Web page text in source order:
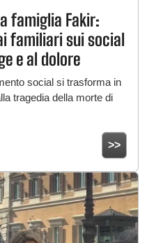
famiglia Fakir:
familiari sui social
e al dolore
social si trasforma in
tragedia della morte di
>>